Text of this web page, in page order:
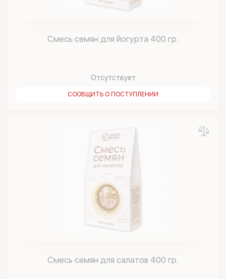
Смесь семян для йогурта 400 гр.
Отсутствует
СООБЩИТЬ О ПОСТУПЛЕНИИ
Смесь семян для салатов 400 гр.